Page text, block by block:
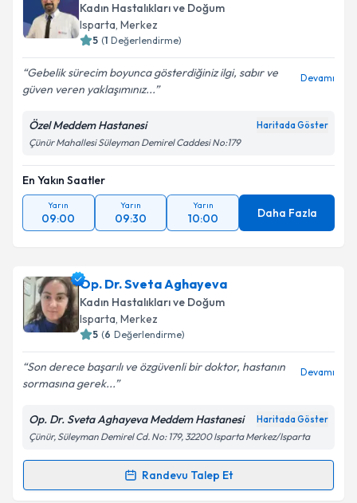
Kadın Hastalıkları ve Doğum
Isparta, Merkez
5 (1 Değerlendirme)
Gebelik sürecim boyunca gösterdiğiniz ilgi, sabır ve
güven veren yaklaşımınız...
Devamı
Özel Meddem Hastanesi Haritada Göster
Çünür Mahallesi Süleyman Demirel Caddesi No:179
En Yakın Saatler
Yarın
09:00
Yarın
09:30
Yarın
10:00 Daha Fazla
Op. Dr. Sveta Aghayeva
Kadın Hastalıkları ve Doğum
Isparta, Merkez
5 (6 Değerlendirme)
Son derece başarılı ve özgüvenli bir doktor, hastanın
sormasına gerek...
Devamı
Op. Dr. Sveta Aghayeva Meddem Hastanesi Haritada Göster
Çünür, Süleyman Demirel Cd. No: 179, 32200 Isparta Merkez/Isparta
Randevu Talep Et
Randevu Takvimi Talebi